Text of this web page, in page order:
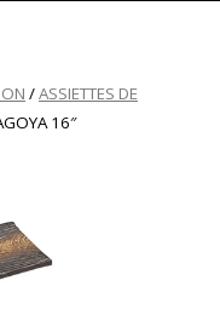
/ASSIETTES DE
16″